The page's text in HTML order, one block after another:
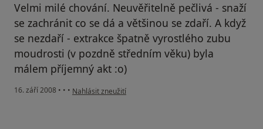
Velmi milé chování. Neuvěřitelně pečlivá - snaží
se zachránit co se dá a většinou se zdaří. A když
se nezdaří - extrakce špatně vyrostlého zubu
moudrosti (v pozdně středním věku) byla
málem příjemný akt :o)
16. září 2008 • • • podle názoru uživatele Jiří
Nahlásit zneužití